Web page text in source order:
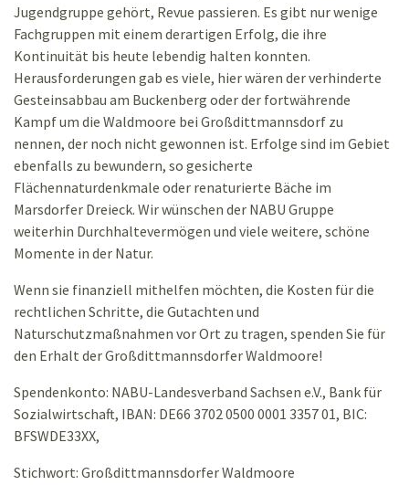
Jugendgruppe gehört, Revue passieren. Es gibt nur wenige
Fachgruppen mit einem derartigen Erfolg, die ihre
Kontinuität bis heute lebendig halten konnten.
Herausforderungen gab es viele, hier wären der verhinderte
Gesteinsabbau am Buckenberg oder der fortwährende
Kampf um die Waldmoore bei Großdittmannsdorf zu
nennen, der noch nicht gewonnen ist. Erfolge sind im Gebiet
ebenfalls zu bewundern, so gesicherte
Flächennaturdenkmale oder renaturierte Bäche im
Marsdorfer Dreieck. Wir wünschen der NABU Gruppe
weiterhin Durchhaltevermögen und viele weitere, schöne
Momente in der Natur.
Wenn sie finanziell mithelfen möchten, die Kosten für die
rechtlichen Schritte, die Gutachten und
Naturschutzmaßnahmen vor Ort zu tragen, spenden Sie für
den Erhalt der Großdittmannsdorfer Waldmoore!
Spendenkonto: NABU-Landesverband Sachsen e.V., Bank für
Sozialwirtschaft, IBAN: DE66 3702 0500 0001 3357 01, BIC:
BFSWDE33XX,
Stichwort: Großdittmannsdorfer Waldmoore